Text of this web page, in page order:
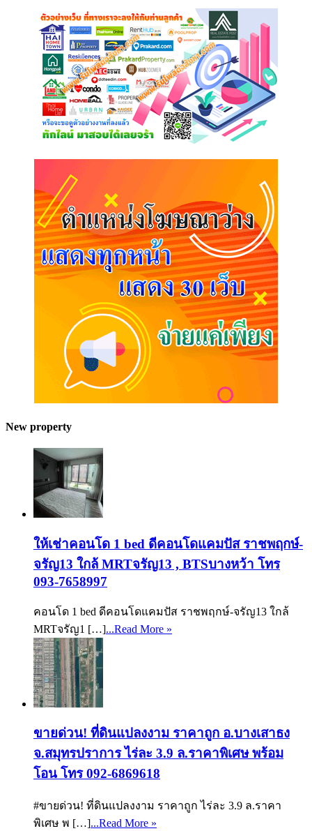
New property
ให้เช่าคอนโด 1 bed ดีคอนโดแคมปัส ราชพฤกษ์-
จรัญ13 ใกล้ MRTจรัญ13 , BTSบางหว้า โทร
093-7658997
คอนโด 1 bed ดีคอนโดแคมปัส ราชพฤกษ์-จรัญ13 ใกล้
MRTจรัญ1 […]...Read More »
ขายด่วน! ที่ดินแปลงงาม ราคาถูก อ.บางเสาธง
จ.สมุทรปราการ ไร่ละ 3.9 ล.ราคาพิเศษ พร้อม
โอน โทร 092-6869618
#ขายด่วน! ที่ดินแปลงงาม ราคาถูก ไร่ละ 3.9 ล.ราคา
พิเศษ พ […]...Read More »